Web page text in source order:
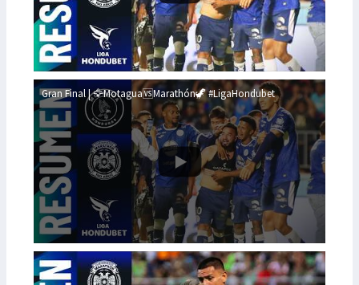
Gran Final | 🦅Motagua🆚Marathón🦖 #LigaHondubet